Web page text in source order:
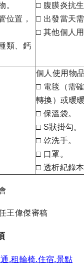
。
位置，
類、鈣
□ 腹膜炎抗
□ 出發當天
□ 其他個人
個人使用物
□ 電毯（需
轉換）或暖
□ 保溫袋。
□ S狀掛勾。
□ 乾洗手。
□ 口罩。
□ 透析紀錄
王偉傑審稿
.租輪椅.住宿.景點